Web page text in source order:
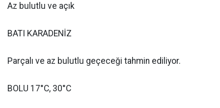
Az bulutlu ve açık
BATI KARADENİZ
Parçalı ve az bulutlu geçeceği tahmin ediliyor.
BOLU 17°C, 30°C